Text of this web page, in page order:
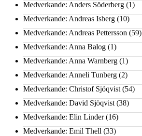
Medverkande: Anders Söderberg (1)
Medverkande: Andreas Isberg (10)
Medverkande: Andreas Pettersson (59)
Medverkande: Anna Balog (1)
Medverkande: Anna Warnberg (1)
Medverkande: Anneli Tunberg (2)
Medverkande: Christof Sjöqvist (54)
Medverkande: David Sjöqvist (38)
Medverkande: Elin Linder(16)
Medverkande: Emil Thell (33)